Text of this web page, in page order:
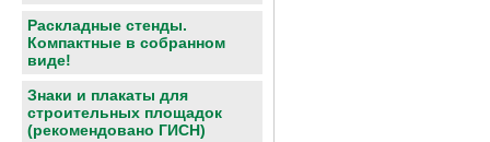
Раскладные стенды.
Компактные в собранном
виде!
Знаки и плакаты для
строительных площадок
(рекомендовано ГИСН)